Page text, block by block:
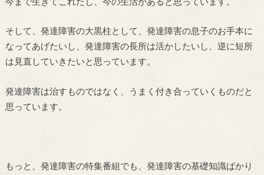
そして、発達障害の大黒柱として、発達障害の息子のお手本に
なってあげたいし、発達障害の長所は活かしたいし、逆に短所
は見直していきたいと思っています。
発達障害は治すものではなく、うまく付き合っていくものだと
思っています。
もっと、発達障害の特集番組でも、発達障害の基礎知識ばかり